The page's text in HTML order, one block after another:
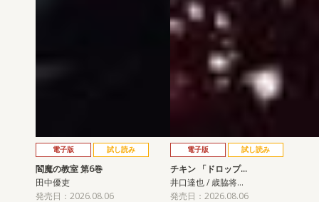
電子版 試し読み
閻魔の教室 第6巻
田中優吏
発売日：2026.08.06
電子版 試し読み
チキン 「ドロップ…
井口達也 / 歳脇将…
発売日：2026.08.06